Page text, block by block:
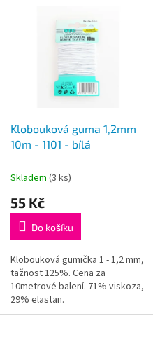
Klobouková guma 1,2mm
10m - 1101 - bílá
Skladem (3 ks)
55 Kč
Do košíku
Klobouková gumička 1 - 1,2 mm,
tažnost 125%. Cena za
10metrové balení. 71% viskoza,
29% elastan.